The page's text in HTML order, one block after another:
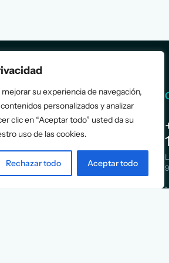
su experiencia de navegación,
personalizados y analizar
clic en “Aceptar todo” usted da su
uso de las cookies.
Rechazar todo Aceptar todo
Info
About Us
Cases
Blog